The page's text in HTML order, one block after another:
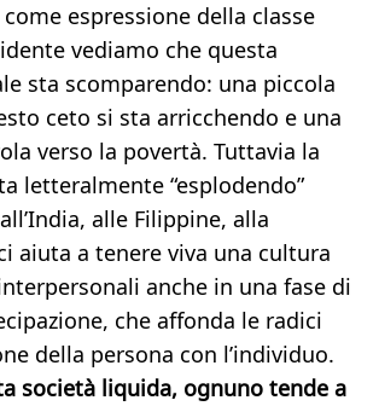
espressione della classe
vediamo che questa
sta scomparendo: una piccola
ceto si sta arricchendo e una
verso la povertà. Tuttavia la
letteralmente “esplodendo”
alle Filippine, alla
aiuta a tenere viva una cultura
anche in una fase di
che affonda le radici
della persona con l’individuo.
società liquida, ognuno tende a